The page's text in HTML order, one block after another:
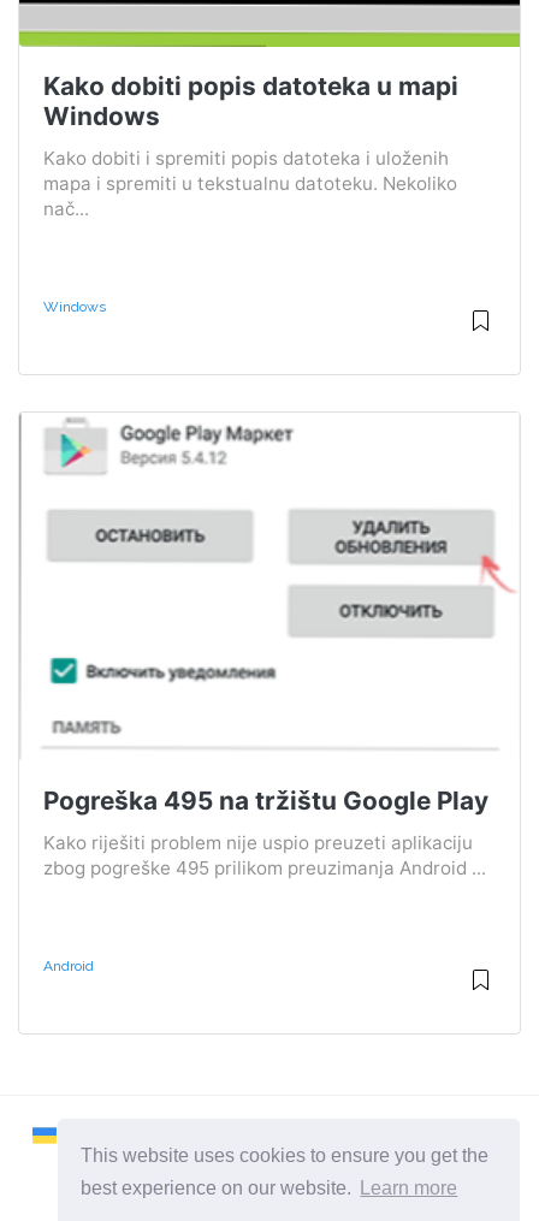
This website uses cookies to ensure you get the
best experience on our website.
Learn more
Kako dobiti popis datoteka u mapi
Windows
Kako dobiti i spremiti popis datoteka i uloženih
mapa i spremiti u tekstualnu datoteku. Nekoliko
nač...
Windows
Pogreška 495 na tržištu Google Play
Kako riješiti problem nije uspio preuzeti aplikaciju
zbog pogreške 495 prilikom preuzimanja Android ...
Android